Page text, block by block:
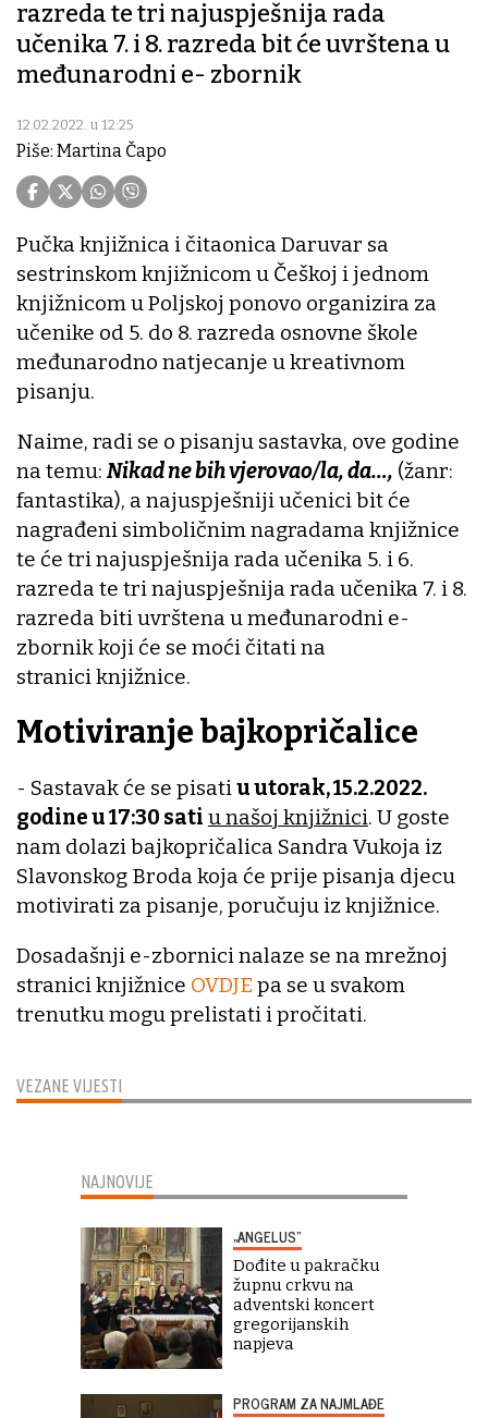
razreda te tri najuspješnija rada
učenika 7. i 8. razreda bit će uvrštena u
međunarodni e- zbornik
12.02.2022. u 12:25
Piše: Martina Čapo
VEZANE VIJESTI
Pučka knjižnica i čitaonica Daruvar sa
sestrinskom knjižnicom u Češkoj i jednom
knjižnicom u Poljskoj ponovo organizira za
učenike od 5. do 8. razreda osnovne škole
međunarodno natjecanje u kreativnom
pisanju.
Naime, radi se o pisanju sastavka, ove godine
na temu: Nikad ne bih vjerovao/la, da…, (žanr:
fantastika), a najuspješniji učenici bit će
nagrađeni simboličnim nagradama knjižnice
te će tri najuspješnija rada učenika 5. i 6.
razreda te tri najuspješnija rada učenika 7. i 8.
razreda biti uvrštena u međunarodni e-
zbornik koji će se moći čitati na
stranici knjižnice.
Motiviranje bajkopričalice
- Sastavak će se pisati u utorak, 15.2.2022.
godine u 17:30 sati u našoj knjižnici. U goste
nam dolazi bajkopričalica Sandra Vukoja iz
Slavonskog Broda koja će prije pisanja djecu
motivirati za pisanje, poručuju iz knjižnice.
Dosadašnji e-zbornici nalaze se na mrežnoj
stranici knjižnice OVDJE pa se u svakom
trenutku mogu prelistati i pročitati.
NAJNOVIJE
„ANGELUS“
Dođite u pakračku
župnu crkvu na
adventski koncert
gregorijanskih
napjeva
PROGRAM ZA NAJMLAĐE